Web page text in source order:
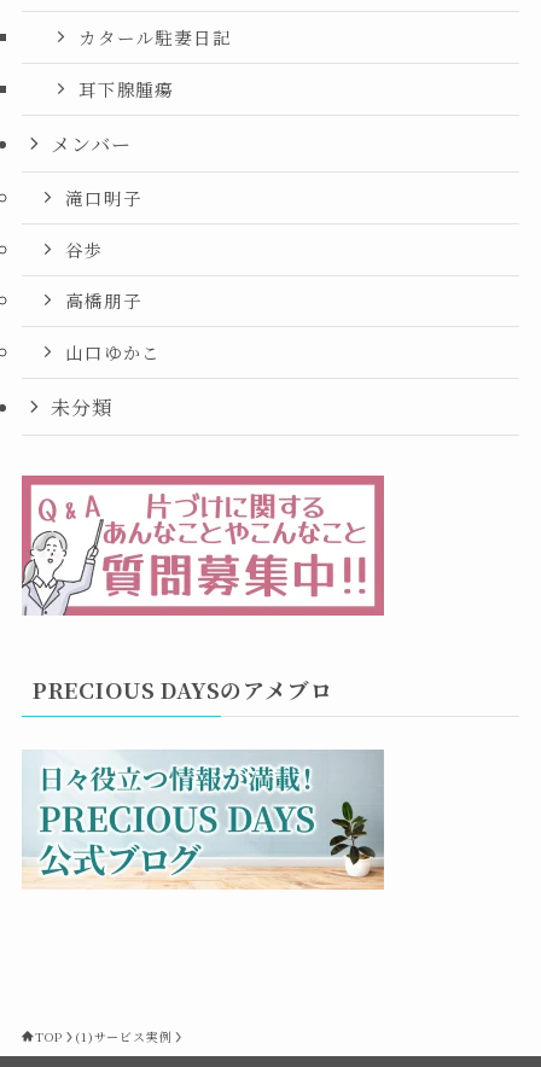
カタール駐妻日記
耳下腺腫瘍
メンバー
滝口明子
谷歩
高橋朋子
山口ゆかこ
未分類
PRECIOUS DAYSのアメブロ
TOP (1)サービス実例